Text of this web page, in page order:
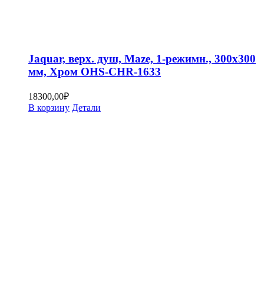
Jaquar, верх. душ, Maze, 1-режимн., 300х300
мм, Хром OHS-CHR-1633
18300,00₽
В корзину Детали